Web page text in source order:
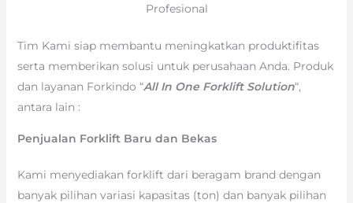
Profesional
Tim Kami siap membantu meningkatkan produktifitas
serta memberikan solusi untuk perusahaan Anda. Produk
dan layanan Forkindo “All In One Forklift Solution“,
antara lain :
Penjualan Forklift Baru dan Bekas
Kami menyediakan forklift dari beragam brand dengan
banyak pilihan variasi kapasitas (ton) dan banyak pilihan